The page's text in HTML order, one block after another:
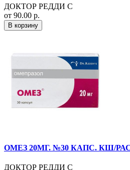
ДОКТОР РЕДДИ С
от 90.00 р.
В корзину
ОМЕЗ 20МГ. №30 КАПС. КШ/
ДОКТОР РЕДДИ С